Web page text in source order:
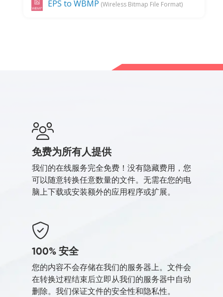
EPS to WBMP (Wireless Bitmap File Format)
免费为所有人提供
我们的在线服务完全免费！没有隐藏费用，您
可以随意转换任意数量的文件。无需在您的电
脑上下载或安装额外的应用程序或扩展。
100% 安全
您的内容不会存储在我们的服务器上。文件会
在转换过程结束后立即从我们的服务器中自动
删除。我们保证文件的安全性和隐私性。